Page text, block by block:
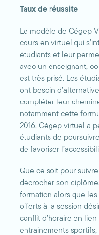
Taux de réussite
Le modèle de Cégep
cours en virtuel qui
étudiants et leur
avec un enseignant,
est très prisé. Les
ont besoin
compléter leur
notamment cette
2016, Cégep virtuel a
étudiants de
de favoriser
Que ce soit pour
décrocher son
formation alors que
offerts à la session
conflit d’horaire en
entrainements